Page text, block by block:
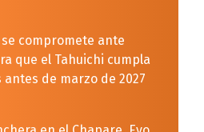
compromete ante
que el Tahuichi cumpla
de marzo de 2027